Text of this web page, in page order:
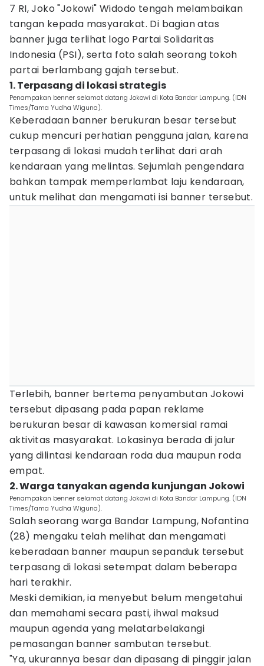
7 RI, Joko "Jokowi" Widodo tengah melambaikan
tangan kepada masyarakat. Di bagian atas
banner juga terlihat logo Partai Solidaritas
Indonesia (PSI), serta foto salah seorang tokoh
partai berlambang gajah tersebut.
1. Terpasang di lokasi strategis
Penampakan benner selamat datang Jokowi di Kota Bandar Lampung. (IDN
Times/Tama Yudha Wiguna).
Keberadaan banner berukuran besar tersebut
cukup mencuri perhatian pengguna jalan, karena
terpasang di lokasi mudah terlihat dari arah
kendaraan yang melintas. Sejumlah pengendara
bahkan tampak memperlambat laju kendaraan,
untuk melihat dan mengamati isi banner tersebut.
Terlebih, banner bertema penyambutan Jokowi
tersebut dipasang pada papan reklame
berukuran besar di kawasan komersial ramai
aktivitas masyarakat. Lokasinya berada di jalur
yang dilintasi kendaraan roda dua maupun roda
empat.
2. Warga tanyakan agenda kunjungan Jokowi
Penampakan benner selamat datang Jokowi di Kota Bandar Lampung. (IDN
Times/Tama Yudha Wiguna).
Salah seorang warga Bandar Lampung, Nofantina
(28) mengaku telah melihat dan mengamati
keberadaan banner maupun sepanduk tersebut
terpasang di lokasi setempat dalam beberapa
hari terakhir.
Meski demikian, ia menyebut belum mengetahui
dan memahami secara pasti, ihwal maksud
maupun agenda yang melatarbelakangi
pemasangan banner sambutan tersebut.
"Ya, ukurannya besar dan dipasang di pinggir jalan